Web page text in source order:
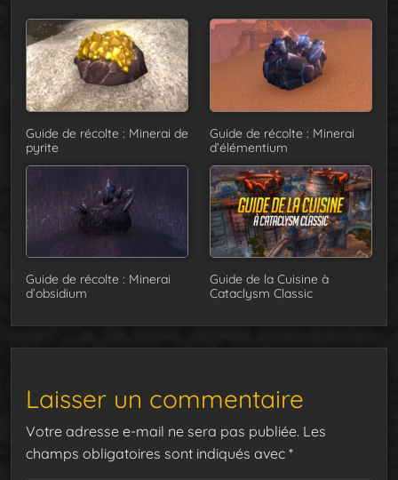
Guide de récolte : Minerai de
pyrite
Guide de récolte : Minerai
d’élémentium
Guide de récolte : Minerai
d’obsidium
Guide de la Cuisine à
Cataclysm Classic
Laisser un commentaire
Votre adresse e-mail ne sera pas publiée. Les
champs obligatoires sont indiqués avec *